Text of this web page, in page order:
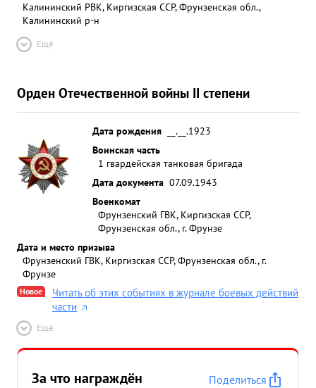
Калининский РВК, Киргизская ССР, Фрунзенская обл.,
Калининский р-н
Ещё
Орден Отечественной войны II степени
Дата рождения
__.__.1923
Воинская часть
1 гвардейская танковая бригада
Дата документа 07.09.1943
Военкомат
Фрунзенский ГВК, Киргизская ССР,
Фрунзенская обл., г. Фрунзе
Дата и место призыва
Фрунзенский ГВК, Киргизская ССР, Фрунзенская обл., г.
Фрунзе
Новое
Читать об этих событиях в журнале боевых действий
части
Ещё
За что награждён
Поделиться